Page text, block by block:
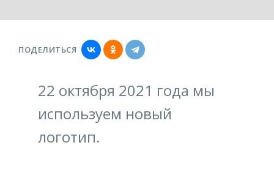
ПОДЕЛИТЬСЯ
22 октября 2021 года мы
используем новый
логотип.